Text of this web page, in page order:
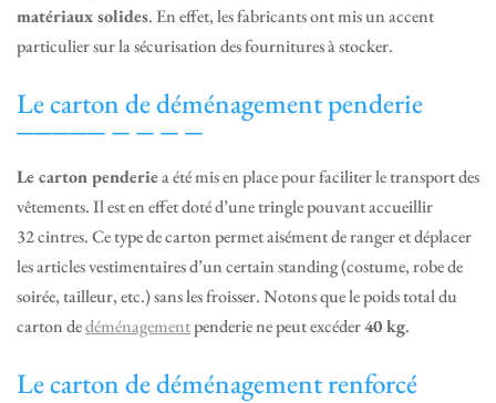
matériaux solides. En effet, les fabricants ont mis un accent
particulier sur la sécurisation des fournitures à stocker.
Le carton de déménagement penderie
Le carton penderiea été mis en place pour faciliter le transport des
vêtements. Il est en effet doté d’une tringle pouvant accueillir
32 cintres. Ce type de carton permet aisément de ranger et déplacer
les articles vestimentaires d’un certain standing (costume, robe de
soirée, tailleur, etc.) sans les froisser. Notons que le poids total du
carton dedéménagementpenderie ne peut excéder40 kg.
Le carton de déménagement renforcé